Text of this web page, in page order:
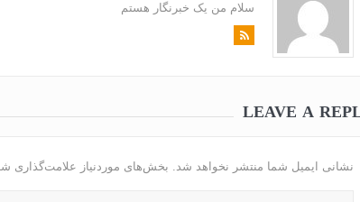
سلام من یک خبرنگار هستم
LEAVE A
نشانی ایمیل شما منتشر نخواهد شد. بخش‌های موردنیاز علامت‌گذاری